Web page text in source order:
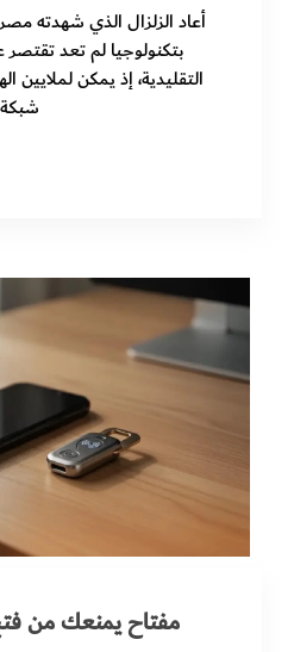
أعاد الزلزال الذي شهدته
بتكنولوجيا لم تعد
التقليدية، إذ يمكن لملايين
مفتاح يمنعك من